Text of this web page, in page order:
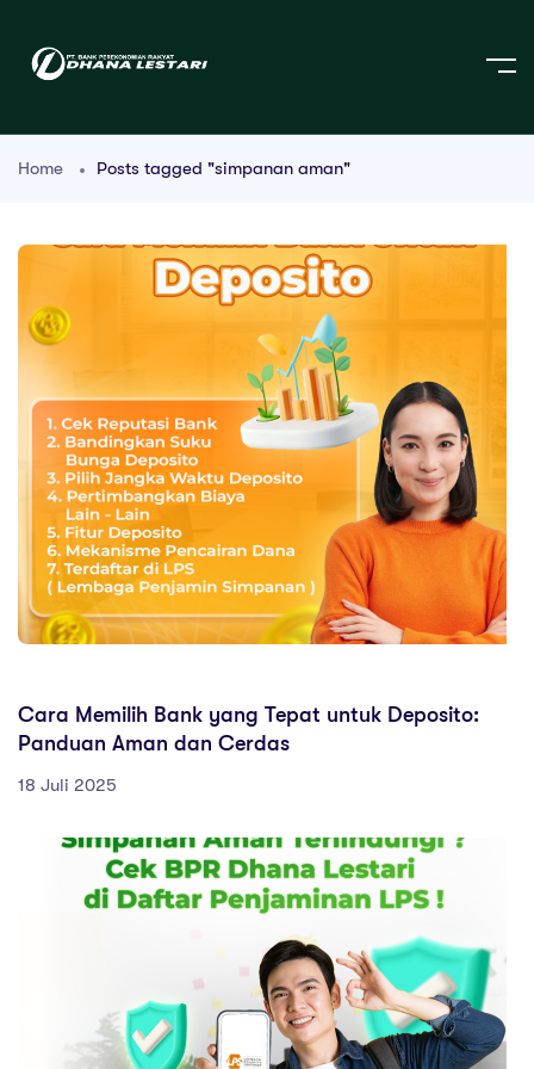
Home Posts tagged "simpanan aman"
Cara Memilih Bank yang Tepat untuk Deposito:
Panduan Aman dan Cerdas
18 Juli 2025